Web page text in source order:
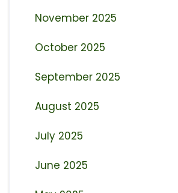
November 2025
October 2025
September 2025
August 2025
July 2025
June 2025